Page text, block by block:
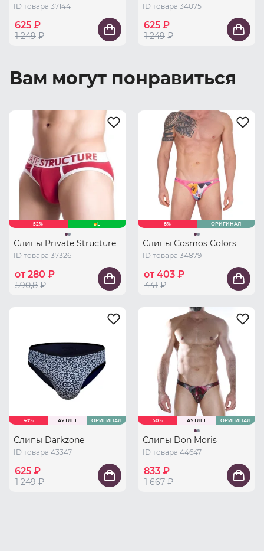
ID товара 37144
625 ₽
1 249 ₽
ID товара 34075
625 ₽
1 249 ₽
Вам могут понравиться
52% L
Слипы Private Structure
ID товара 37326
от 280 ₽
590,8 ₽
8% ОРИГИНАЛ
Слипы Cosmos Colors
ID товара 34879
от 403 ₽
441 ₽
49% АУТЛЕТ ОРИГИНАЛ
Слипы Darkzone
ID товара 43347
625 ₽
1 249 ₽
50% АУТЛЕТ ОРИГИНАЛ
Слипы Don Moris
ID товара 44647
833 ₽
1 667 ₽